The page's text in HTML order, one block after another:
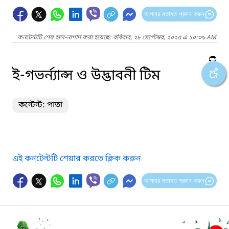
আপনার মতামত প্রদান করুন
কনটেন্টটি শেষ হাল-নাগাদ করা হয়েছে: রবিবার, ২৮ সেপ্টেম্বর, ২০২৫ এ ১০:০৯ AM
ই-গভর্ন্যান্স ও উদ্ভাবনী টিম
কন্টেন্ট: পাতা
এই কনটেন্টটি শেয়ার করতে ক্লিক করুন
আপনার মতামত প্রদান করুন